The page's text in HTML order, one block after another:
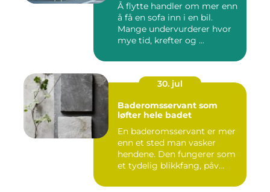
Å flytte handler om mer enn
å få en sofa inn i en bil.
Mange undervurderer hvor
mye tid, krefter og ...
30. jul
Baderomsservant som
løfter hele badet
En baderomsservant er mer
enn et sted man vasker
hendene. Den fungerer som
et tydelig blikkfang, påv...